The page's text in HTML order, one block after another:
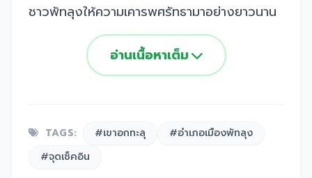
ชาวพัทลุงให้ความเคารพศรัทธามาอย่างยาวนาน
อ่านเนื้อหาเต็ม
TAGS: #เขาอกทะลุ
#อำเภอเมืองพัทลุง
#จุดเช็คอิน